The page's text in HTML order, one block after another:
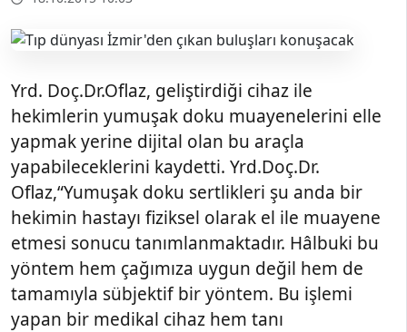
Yrd. Doç.Dr.Oflaz, geliştirdiği cihaz ile
hekimlerin yumuşak doku muayenelerini elle
yapmak yerine dijital olan bu araçla
yapabileceklerini kaydetti. Yrd.Doç.Dr.
Oflaz,“Yumuşak doku sertlikleri şu anda bir
hekimin hastayı fiziksel olarak el ile muayene
etmesi sonucu tanımlanmaktadır. Hâlbuki bu
yöntem hem çağımıza uygun değil hem de
tamamıyla sübjektif bir yöntem. Bu işlemi
yapan bir medikal cihaz hem tanı